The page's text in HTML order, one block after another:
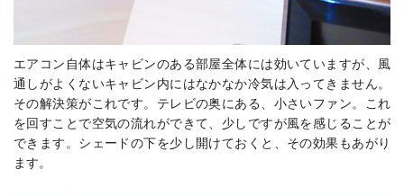
エアコン自体はキャビンのある部屋全体には効いていますが、風
通しがよくないキャビン内にはなかなか冷気は入ってきません。
その解決策がこれです。テレビの奥にある、小さいファン。これ
を回すことで空気の流れができて、少しですが風を感じることが
できます。シェードの下を少し開けておくと、その効果もあがり
ます。